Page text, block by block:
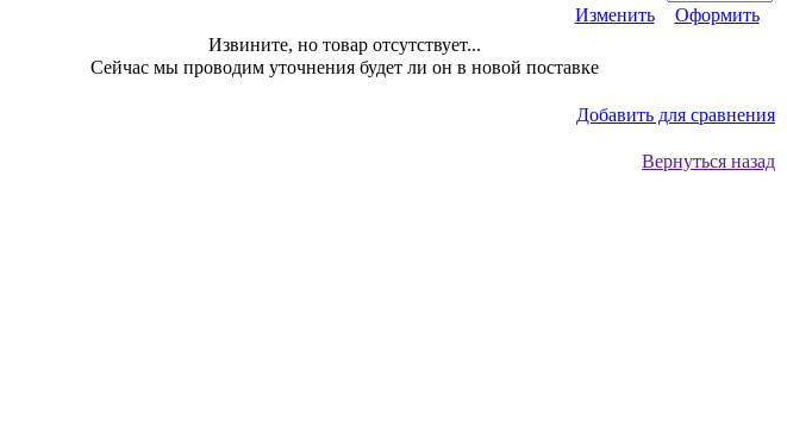
Изменить
Оформить
Извините, но товар отсутствует...
Сейчас мы проводим уточнения будет ли он в новой поставке
Добавить для сравнения
Вернуться назад